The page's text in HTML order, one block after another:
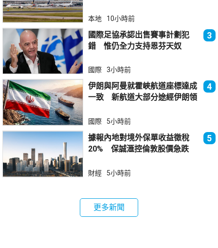
本地 10小時前
國際足協承認出售賽事計劃犯
錯 惟仍全力支持恩芬天奴
3
國際 3小時前
伊朗與阿曼就霍峽航道座標達成
一致 新航道大部分途經伊朗領
4
國際 5小時前
據報內地對境外保單收益徵稅
20% 保誠滙控倫敦股價急跌
5
財經 5小時前
更多新聞